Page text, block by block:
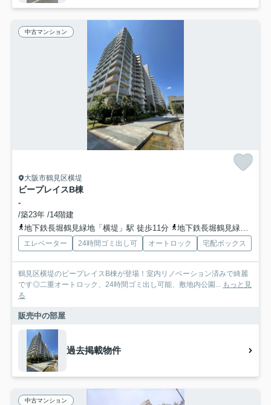
中古マンション
大阪市鶴見区横堤
ビープレイスB棟
-
/築23年 /14階建
地下鉄長堀鶴見緑地「横堤」駅 徒歩11分
地下鉄長堀鶴見緑地「今福鶴見」駅 徒歩21分
エレベーター 24時間ゴミ出し可 オートロック 宅配ボックス
鶴見区横堤のビープレイスB棟が登場！室内リノベーション済みで綺麗
です◎二重オートロック、24時間ゴミ出し可能、敷地内公園... もっと見
る
販売中の部屋
過去掲載物件
中古マンション